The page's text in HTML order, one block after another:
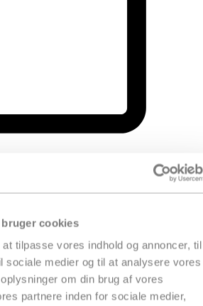
bruger cookies
tilpasse vores indhold og annoncer,
sociale medier og til at analysere vores
om din brug af vores
partnere inden for sociale medier,